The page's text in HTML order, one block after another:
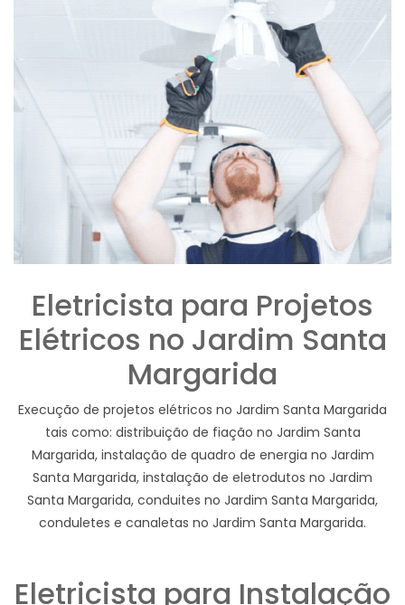
Eletricista para Projetos
Elétricos no Jardim Santa
Margarida
Execução de projetos elétricos no Jardim Santa Margarida
tais como: distribuição de fiação no Jardim Santa
Margarida, instalação de quadro de energia no Jardim
Santa Margarida, instalação de eletrodutos no Jardim
Santa Margarida, conduites no Jardim Santa Margarida,
conduletes e canaletas no Jardim Santa Margarida.
Eletricista para Instalação